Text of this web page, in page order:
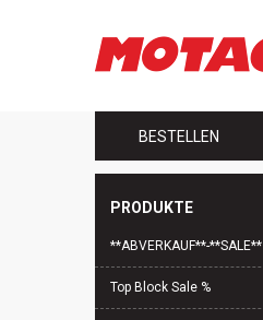
überspringen
BESTELLEN
PRODUKTE
Navigation
**ABVERKAUF**-**SALE**
Top Block Sale %